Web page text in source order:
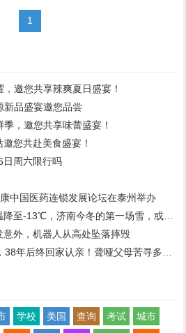
1
邀您共享辣爽夏日盛宴！
新品盛宴邀您品尝
，邀您共享味蕾盛宴！
您共赴美食盛宴！
日周六限行吗
中国医药连锁发展论坛在泰州举办
，济南今冬的第一场雪，或跟去年同一时间！
意外，机器人从高处坠落摔毁
认亲！聋哑父母苦寻多年，母亲已抱憾离世丨红星寻人
学校 美国 查询 考试
城市